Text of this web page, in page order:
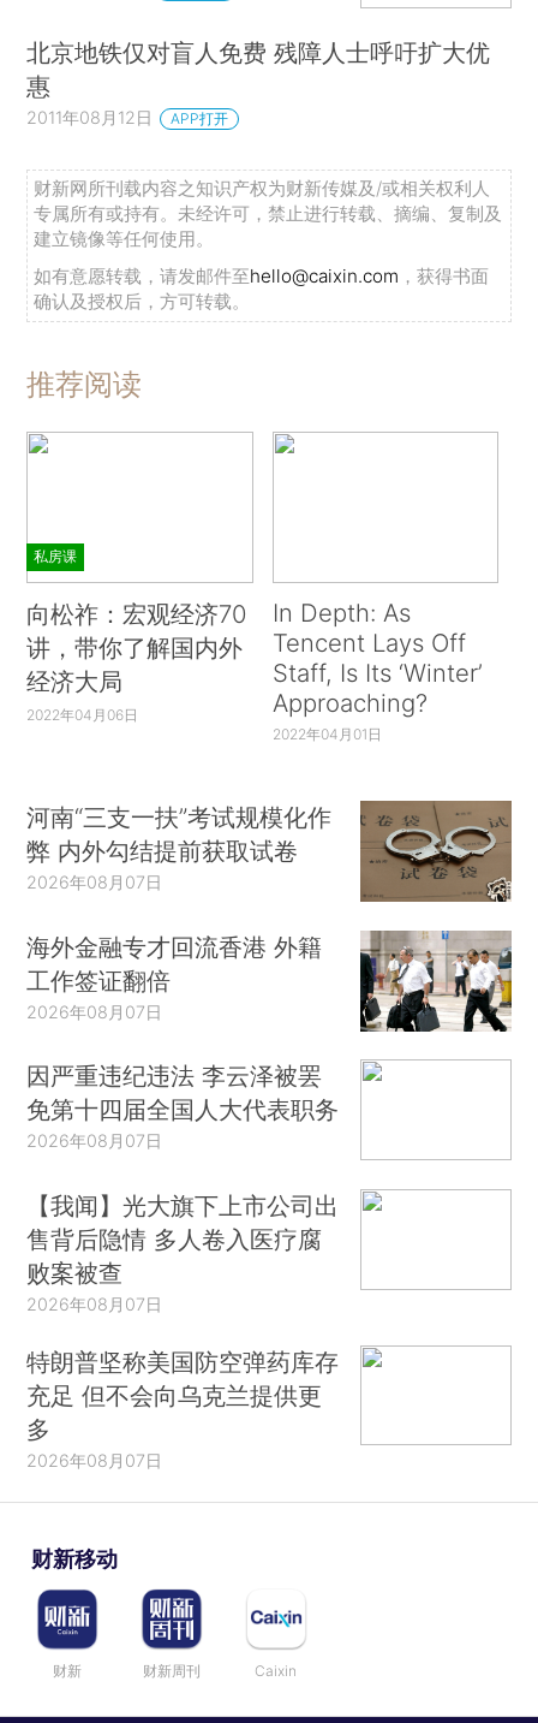
北京地铁仅对盲人免费 残障人士呼吁扩大优
惠
2011年08月12日 APP打开
财新网所刊载内容之知识产权为财新传媒及/或相关权利人
专属所有或持有。未经许可，禁止进行转载、摘编、复制及
建立镜像等任何使用。
如有意愿转载，请发邮件至hello@caixin.com ，获得书面
确认及授权后，方可转载。
推荐阅读
私房课
向松祚：宏观经济70
讲，带你了解国内外
经济大局
2022年04月06日
In Depth: As
Tencent Lays Off
Staff, Is Its ‘Winter’
Approaching?
2022年04月01日
河南“三支一扶”考试规模化作
弊 内外勾结提前获取试卷
2026年08月07日
海外金融专才回流香港 外籍
工作签证翻倍
2026年08月07日
因严重违纪违法 李云泽被罢
免第十四届全国人大代表职务
2026年08月07日
【我闻】光大旗下上市公司出
售背后隐情 多人卷入医疗腐
败案被查
2026年08月07日
特朗普坚称美国防空弹药库存
充足 但不会向乌克兰提供更
多
2026年08月07日
财新移动
财新 财新周刊 Caixin